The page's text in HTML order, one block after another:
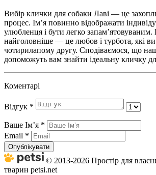
Вибір клички для собаки Лаві — це
процес. Ім’я повинно відображати
улюбленця і бути легко
найголовніше — це любов і турбота, які
чотирилапому другу. Сподіваємося, що
допоможуть вам знайти ідеальну кличку
Коментарі
Відгук *
Ваше Імʼя *
Email *
Опублікувати
© 2013-2026 Простір для
тварин petsi.net